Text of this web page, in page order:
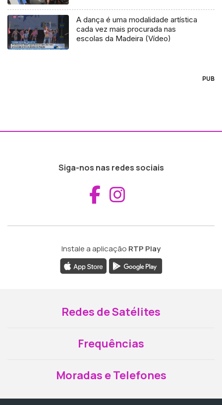
A dança é uma modalidade artística
cada vez mais procurada nas
escolas da Madeira (Vídeo)
PUB
Siga-nos nas redes sociais
Aceder ao
Instale a aplicação RTP Play
Redes de Satélites
Frequências
Moradas e Telefones